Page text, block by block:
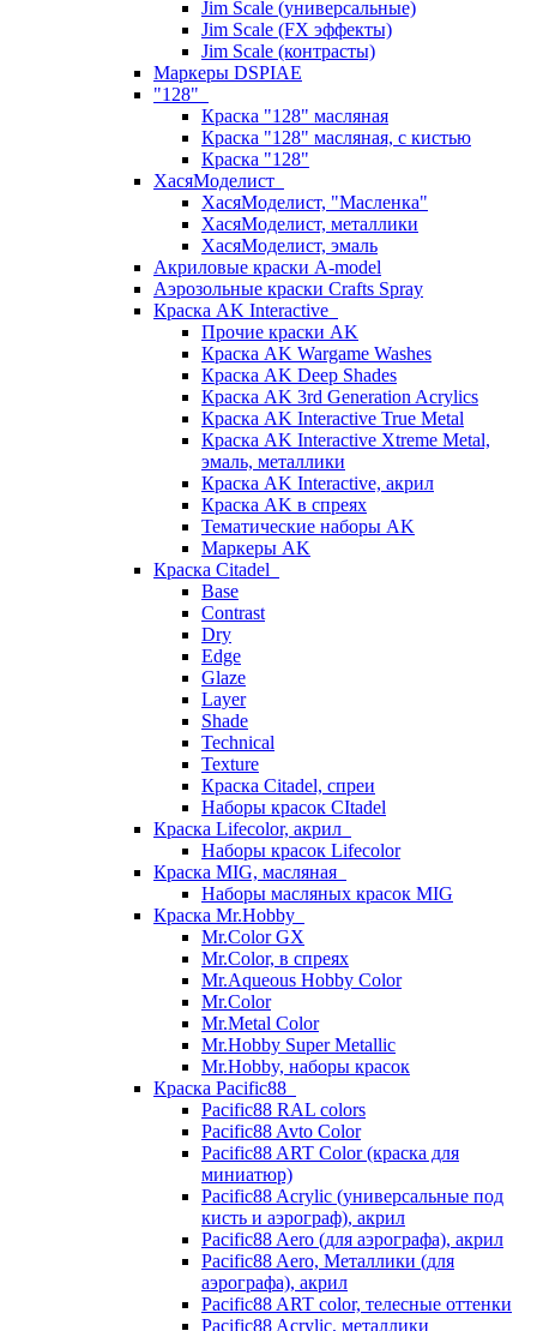
Jim Scale (универсальные)
Jim Scale (FX эффекты)
Jim Scale (контрасты)
Маркеры DSPIAE
"128"
Краска "128" масляная
Краска "128" масляная, с кистью
Краска "128"
ХасяМоделист
ХасяМоделист, "Масленка"
ХасяМоделист, металлики
ХасяМоделист, эмаль
Акриловые краски A-model
Аэрозольные краски Crafts Spray
Краска AK Interactive
Прочие краски AK
Краска AK Wargame Washes
Краска AK Deep Shades
Краска AK 3rd Generation Acrylics
Краска AK Interactive True Metal
Краска AK Interactive Xtreme Metal,
эмаль, металлики
Краска AK Interactive, акрил
Краска AK в спреях
Тематические наборы AK
Маркеры AK
Краска Citadel
Base
Contrast
Dry
Edge
Glaze
Layer
Shade
Technical
Texture
Краска Citadel, спреи
Наборы красок CItadel
Краска Lifecolor, акрил
Наборы красок Lifecolor
Краска MIG, масляная
Наборы масляных красок MIG
Краска Mr.Hobby
Mr.Color GX
Mr.Color, в спреях
Mr.Aqueous Hobby Color
Mr.Color
Mr.Metal Color
Mr.Hobby Super Metallic
Mr.Hobby, наборы красок
Краска Pacific88
Pacific88 RAL colors
Pacific88 Avto Color
Pacific88 ART Color (краска для
миниатюр)
Pacific88 Acrylic (универсальные под
кисть и аэрограф), акрил
Pacific88 Aero (для аэрографа), акрил
Pacific88 Aero, Металлики (для
аэрографа), акрил
Pacific88 ART color, телесные оттенки
Pacific88 Acrylic, металлики